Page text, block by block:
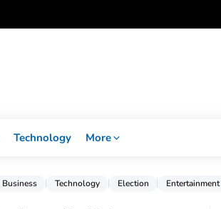
Technology More
Business Technology Election Entertainment